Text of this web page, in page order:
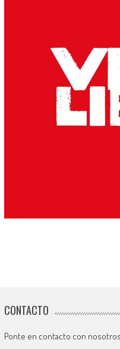
CONTACTO
Ponte en contacto con